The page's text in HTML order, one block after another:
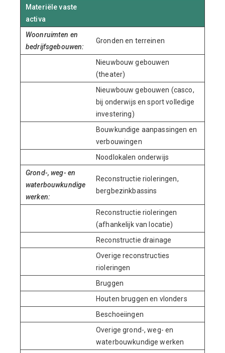
Materiële vaste
activa
Woonruimten en
bedrijfsgebouwen:
Gronden en terreinen
Nieuwbouw gebouwen
(theater)
Nieuwbouw gebouwen (casco,
bij onderwijs en sport volledige
investering)
Bouwkundige aanpassingen en
verbouwingen
Noodlokalen onderwijs
Grond-, weg- en
waterbouwkundige
werken:
Reconstructie rioleringen,
bergbezinkbassins
Reconstructie rioleringen
(afhankelijk van locatie)
Reconstructie drainage
Overige reconstructies
rioleringen
Bruggen
Houten bruggen en vlonders
Beschoeiingen
Overige grond-, weg- en
waterbouwkundige werken